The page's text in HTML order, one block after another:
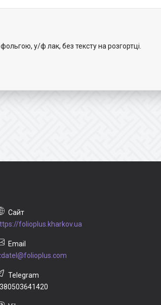
у/ф лак, без тексту на розгортці.
folioplus.kharkov.ua